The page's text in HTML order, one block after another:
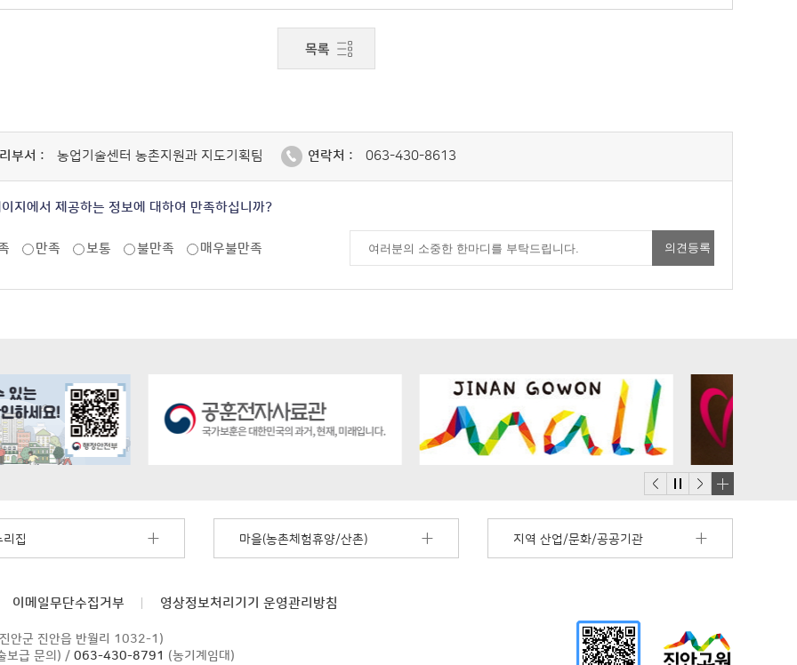
부서 : 농업기술센터 농촌지원과 지도기획팀 연락처 : 063-430-8613
지에서 제공하는 정보에 대하여 만족하십니까?
만족 보통 불만족 매우불만족
너
음
집 마을(농촌체험휴양/산촌) 지역 산업/문화/공공기관
이메일무단수집거부 영상정보처리기기 운영관리방침
안군 진안읍 반월리 1032-1)
보급 문의) / 063-430-8791 (농기계임대)